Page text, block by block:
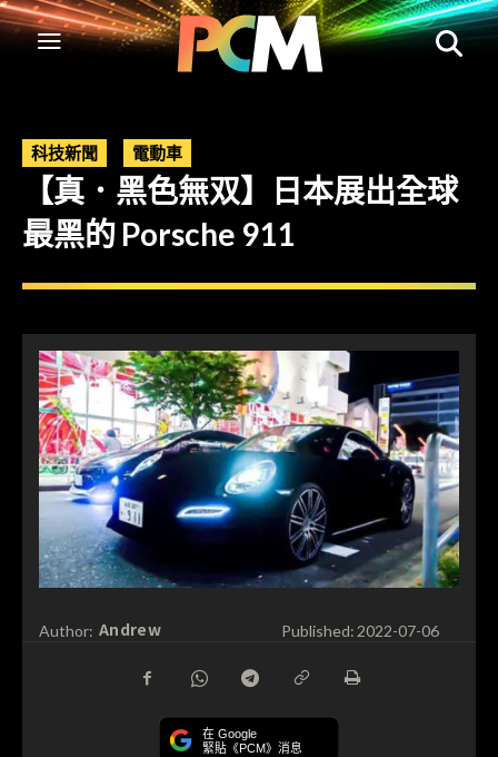
科技新聞 電動車
【真．黑色無双】日本展出全球
最黑的 Porsche 911
Author: Andrew Published: 2022-07-06
在 Google
緊貼《PCM》消息